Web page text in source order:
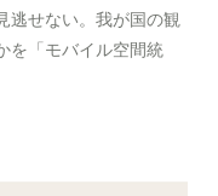
逃せない。我が国の観
を「モバイル空間統